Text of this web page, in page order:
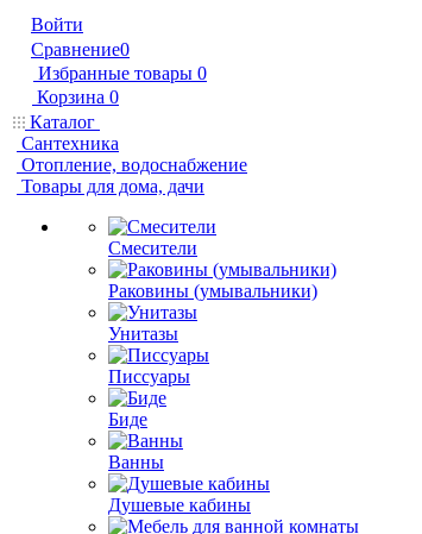
Войти
Сравнение0
Избранные товары 0
Корзина 0
Каталог
Сантехника
Отопление, водоснабжение
Товары для дома, дачи
Смесители
Раковины (умывальники)
Унитазы
Писсуары
Биде
Ванны
Душевые кабины